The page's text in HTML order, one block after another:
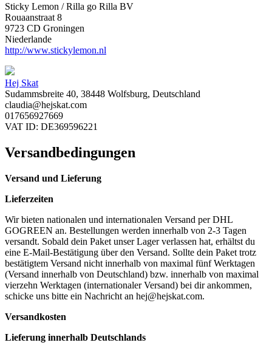
Sticky Lemon / Rilla go Rilla BV
Rouaanstraat 8
9723 CD Groningen
Niederlande
http://www.stickylemon.nl
Hej Skat
Sudammsbreite 40, 38448 Wolfsburg, Deutschland
claudia@hejskat.com
017656927669
VAT ID: DE369596221
Versandbedingungen
Versand und Lieferung
Lieferzeiten
Wir bieten nationalen und internationalen Versand per DHL
GOGREEN an. Bestellungen werden innerhalb von 2-3 Tagen
versandt. Sobald dein Paket unser Lager verlassen hat, erhältst du
eine E-Mail-Bestätigung über den Versand. Sollte dein Paket trotz
bestätigtem Versand nicht innerhalb von maximal fünf Werktagen
(Versand innerhalb von Deutschland) bzw. innerhalb von maximal
vierzehn Werktagen (internationaler Versand) bei dir ankommen,
schicke uns bitte ein Nachricht an hej@hejskat.com.
Versandkosten
Lieferung innerhalb Deutschlands